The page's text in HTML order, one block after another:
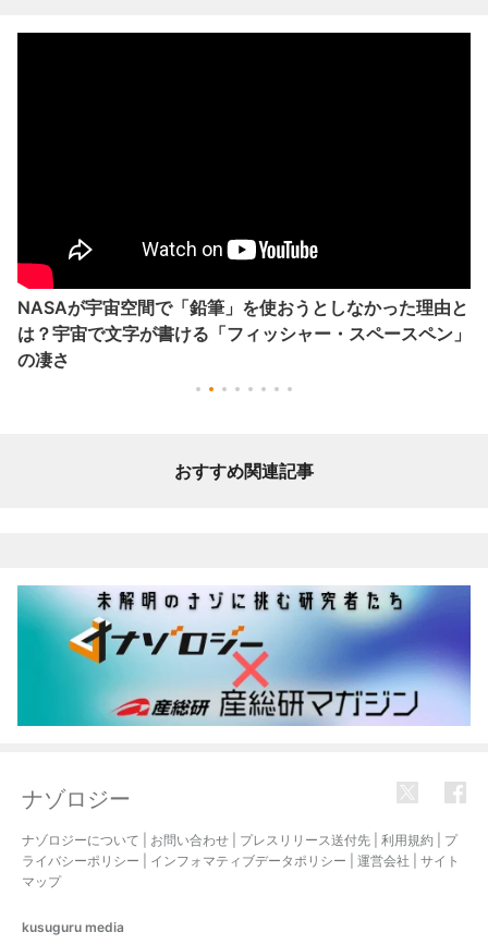
NASAが宇宙空間で「鉛筆」を使おうとしなかった理由と
は？宇宙で文字が書ける「フィッシャー・スペースペン」
の凄さ
おすすめ関連記事
ナゾロジー
ナゾロジーについて お問い合わせ プレスリリース送付先 利用規約
プ
ライバシーポリシー
インフォマティブデータポリシー 運営会社
サイト
マップ
kusuguru media